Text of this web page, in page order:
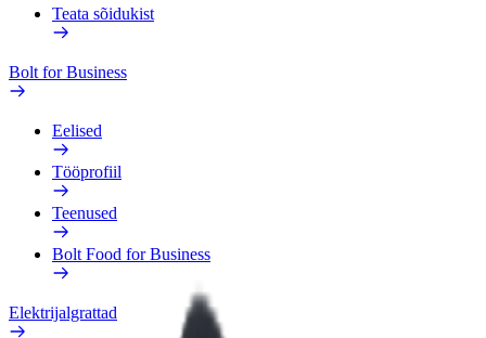
Teata sõidukist
Bolt for Business
Eelised
Tööprofiil
Teenused
Bolt Food for Business
Elektrijalgrattad